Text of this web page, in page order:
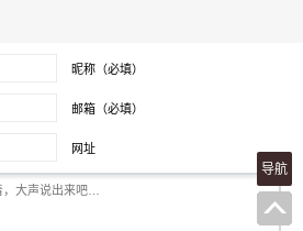
昵称（必填）
邮箱（必填）
网址
导航